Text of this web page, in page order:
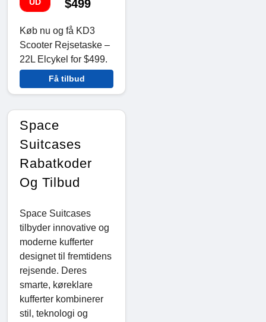
$499
Køb nu og få KD3
Scooter Rejsetaske –
22L Elcykel for $499.
Få tilbud
Space
Suitcases
Rabatkoder
Og Tilbud
Space Suitcases
tilbyder innovative og
moderne kufferter
designet til fremtidens
rejsende. Deres
smarte, køreklare
kufferter kombinerer
stil, teknologi og